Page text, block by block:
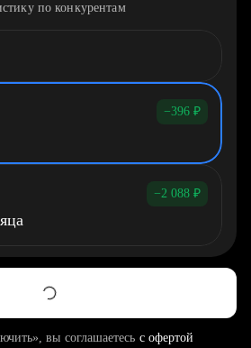
по конкурентам
−396 ₽
−2 088 ₽
вы соглашаетесь с офертой